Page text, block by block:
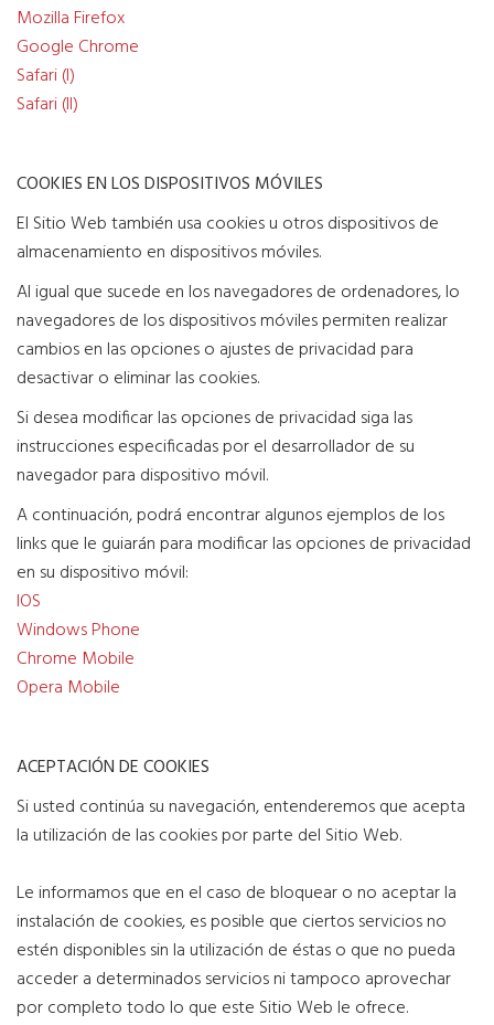
Mozilla Firefox
Google Chrome
Safari (I)
Safari (II)
COOKIES EN LOS DISPOSITIVOS MÓVILES
El Sitio Web también usa cookies u otros dispositivos de
almacenamiento en dispositivos móviles.
Al igual que sucede en los navegadores de ordenadores, lo
navegadores de los dispositivos móviles permiten realizar
cambios en las opciones o ajustes de privacidad para
desactivar o eliminar las cookies.
Si desea modificar las opciones de privacidad siga las
instrucciones especificadas por el desarrollador de su
navegador para dispositivo móvil.
A continuación, podrá encontrar algunos ejemplos de los
links que le guiarán para modificar las opciones de privacidad
en su dispositivo móvil:
IOS
Windows Phone
Chrome Mobile
Opera Mobile
ACEPTACIÓN DE COOKIES
Si usted continúa su navegación, entenderemos que acepta
la utilización de las cookies por parte del Sitio Web.
Le informamos que en el caso de bloquear o no aceptar la
instalación de cookies, es posible que ciertos servicios no
estén disponibles sin la utilización de éstas o que no pueda
acceder a determinados servicios ni tampoco aprovechar
por completo todo lo que este Sitio Web le ofrece.